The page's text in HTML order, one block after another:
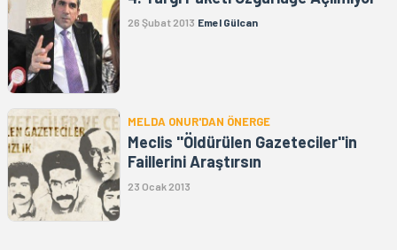
26 Şubat 2013 Emel Gülcan
MELDA ONUR'DAN ÖNERGE
Meclis ''Öldürülen Gazeteciler''in
Faillerini Araştırsın
23 Ocak 2013